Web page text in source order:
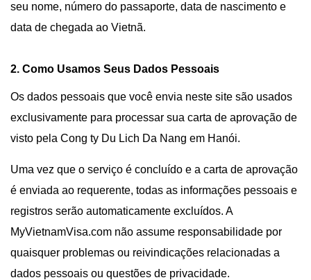
seu nome, número do passaporte, data de nascimento e
data de chegada ao Vietnã.
2. Como Usamos Seus Dados Pessoais
Os dados pessoais que você envia neste site são usados
exclusivamente para processar sua carta de aprovação de
visto pela Cong ty Du Lich Da Nang em Hanói.
Uma vez que o serviço é concluído e a carta de aprovação
é enviada ao requerente, todas as informações pessoais e
registros serão automaticamente excluídos. A
MyVietnamVisa.com não assume responsabilidade por
quaisquer problemas ou reivindicações relacionadas a
dados pessoais ou questões de privacidade.